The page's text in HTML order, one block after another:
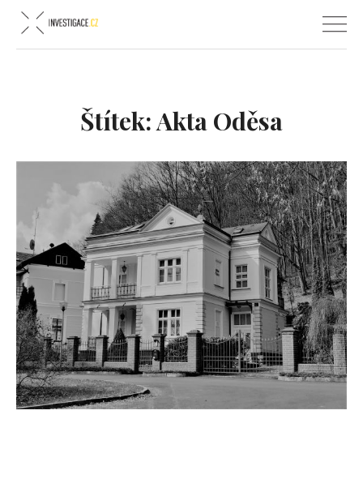
Štítek:Akta Oděsa